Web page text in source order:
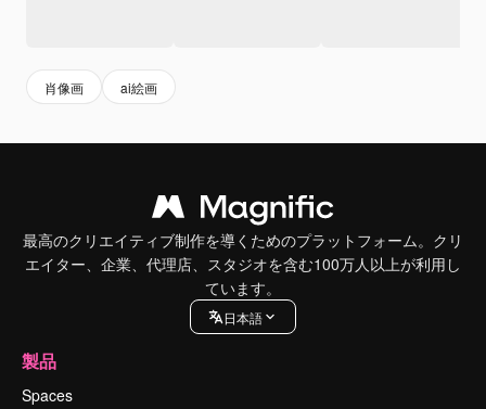
肖像画 ai絵画
最高のクリエイティブ制作を導くためのプラットフォーム。クリ
エイター、企業、代理店、スタジオを含む100万人以上が利用し
ています。
日本語
製品
Spaces